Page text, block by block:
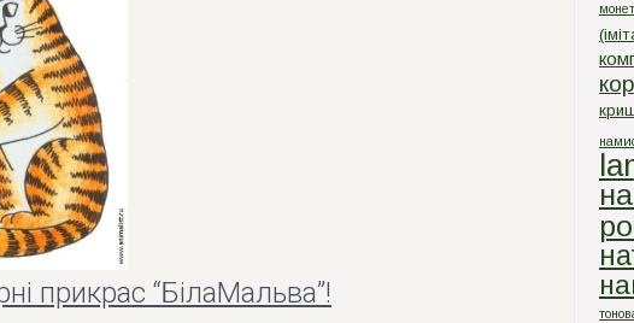
прикрас “БілаМальва”!